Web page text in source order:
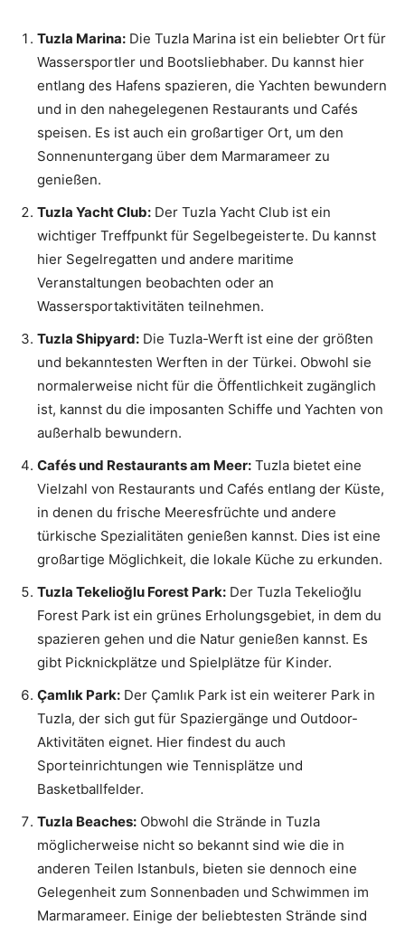
Tuzla Marina: Die Tuzla Marina ist ein beliebter Ort für
Wassersportler und Bootsliebhaber. Du kannst hier
entlang des Hafens spazieren, die Yachten bewundern
und in den nahegelegenen Restaurants und Cafés
speisen. Es ist auch ein großartiger Ort, um den
Sonnenuntergang über dem Marmarameer zu
genießen.
Tuzla Yacht Club: Der Tuzla Yacht Club ist ein
wichtiger Treffpunkt für Segelbegeisterte. Du kannst
hier Segelregatten und andere maritime
Veranstaltungen beobachten oder an
Wassersportaktivitäten teilnehmen.
Tuzla Shipyard: Die Tuzla-Werft ist eine der größten
und bekanntesten Werften in der Türkei. Obwohl sie
normalerweise nicht für die Öffentlichkeit zugänglich
ist, kannst du die imposanten Schiffe und Yachten von
außerhalb bewundern.
Cafés und Restaurants am Meer: Tuzla bietet eine
Vielzahl von Restaurants und Cafés entlang der Küste,
in denen du frische Meeresfrüchte und andere
türkische Spezialitäten genießen kannst. Dies ist eine
großartige Möglichkeit, die lokale Küche zu erkunden.
Tuzla Tekelioğlu Forest Park: Der Tuzla Tekelioğlu
Forest Park ist ein grünes Erholungsgebiet, in dem du
spazieren gehen und die Natur genießen kannst. Es
gibt Picknickplätze und Spielplätze für Kinder.
Çamlık Park: Der Çamlık Park ist ein weiterer Park in
Tuzla, der sich gut für Spaziergänge und Outdoor-
Aktivitäten eignet. Hier findest du auch
Sporteinrichtungen wie Tennisplätze und
Basketballfelder.
Tuzla Beaches: Obwohl die Strände in Tuzla
möglicherweise nicht so bekannt sind wie die in
anderen Teilen Istanbuls, bieten sie dennoch eine
Gelegenheit zum Sonnenbaden und Schwimmen im
Marmarameer. Einige der beliebtesten Strände sind